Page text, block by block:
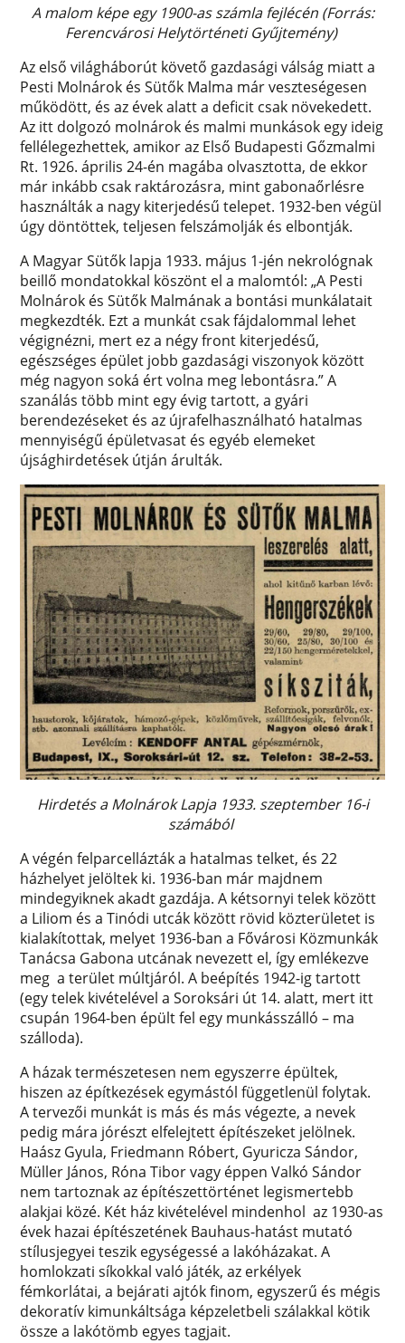
A malom képe egy 1900-as számla fejlécén (Forrás:
Ferencvárosi Helytörténeti Gyűjtemény)
Az első világháborút követő gazdasági válság miatt a
Pesti Molnárok és Sütők Malma már veszteségesen
működött, és az évek alatt a deficit csak növekedett.
Az itt dolgozó molnárok és malmi munkások egy ideig
fellélegezhettek, amikor az Első Budapesti Gőzmalmi
Rt. 1926. április 24-én magába olvasztotta, de ekkor
már inkább csak raktározásra, mint gabonaőrlésre
használták a nagy kiterjedésű telepet. 1932-ben végül
úgy döntöttek, teljesen felszámolják és elbontják.
A Magyar Sütők lapja 1933. május 1-jén nekrológnak
beillő mondatokkal köszönt el a malomtól: „A Pesti
Molnárok és Sütők Malmának a bontási munkálatait
megkezdték. Ezt a munkát csak fájdalommal lehet
végignézni, mert ez a négy front kiterjedésű,
egészséges épület jobb gazdasági viszonyok között
még nagyon soká ért volna meg lebontásra.” A
szanálás több mint egy évig tartott, a gyári
berendezéseket és az újrafelhasználható hatalmas
mennyiségű épületvasat és egyéb elemeket
újsághirdetések útján árulták.
Hirdetés a Molnárok Lapja 1933. szeptember 16-i
számából
A végén felparcellázták a hatalmas telket, és 22
házhelyet jelöltek ki. 1936-ban már majdnem
mindegyiknek akadt gazdája. A kétsornyi telek között
a Liliom és a Tinódi utcák között rövid közterületet is
kialakítottak, melyet 1936-ban a Fővárosi Közmunkák
Tanácsa Gabona utcának nevezett el, így emlékezve
meg a terület múltjáról. A beépítés 1942-ig tartott
(egy telek kivételével a Soroksári út 14. alatt, mert itt
csupán 1964-ben épült fel egy munkásszálló – ma
szálloda).
A házak természetesen nem egyszerre épültek,
hiszen az építkezések egymástól függetlenül folytak.
A tervezői munkát is más és más végezte, a nevek
pedig mára jórészt elfelejtett építészeket jelölnek.
Haász Gyula, Friedmann Róbert, Gyuricza Sándor,
Müller János, Róna Tibor vagy éppen Valkó Sándor
nem tartoznak az építészettörténet legismertebb
alakjai közé. Két ház kivételével mindenhol az 1930-as
évek hazai építészetének Bauhaus-hatást mutató
stílusjegyei teszik egységessé a lakóházakat. A
homlokzati síkokkal való játék, az erkélyek
fémkorlátai, a bejárati ajtók finom, egyszerű és mégis
dekoratív kimunkáltsága képzeletbeli szálakkal kötik
össze a lakótömb egyes tagjait.